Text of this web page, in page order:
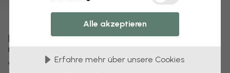
Bearbeiten Sie Ihre Tapete
Unser Designteam kann jedes Motiv optimieren,
damit es für Sie einzigartig wird.
Alle akzeptieren
Erfahre mehr über unsere Cookies